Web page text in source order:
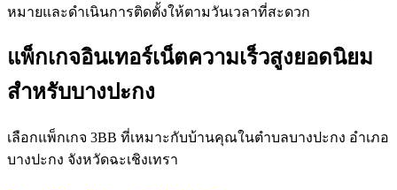
หมายและดำเนินการติดตั้งให้ตามวันเวลาที่สะดวก
แพ็กเกจอินเทอร์เน็ตความเร็วสูงยอดนิยม
สำหรับบางปะกง
เลือกแพ็กเกจ 3BB ที่เหมาะกับบ้านคุณในตำบลบางปะกง อำเภอ
บางปะกง จังหวัดฉะเชิงเทรา